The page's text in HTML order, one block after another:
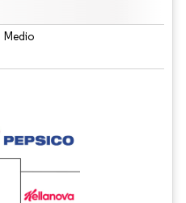
Medio
requiere atribución según CC BY 4.0.